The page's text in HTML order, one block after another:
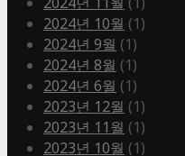
2024년 10월 (1)
2024년 9월 (1)
2024년 8월 (1)
2024년 6월 (1)
2023년 12월 (1)
2023년 11월 (1)
2023년 10월 (1)